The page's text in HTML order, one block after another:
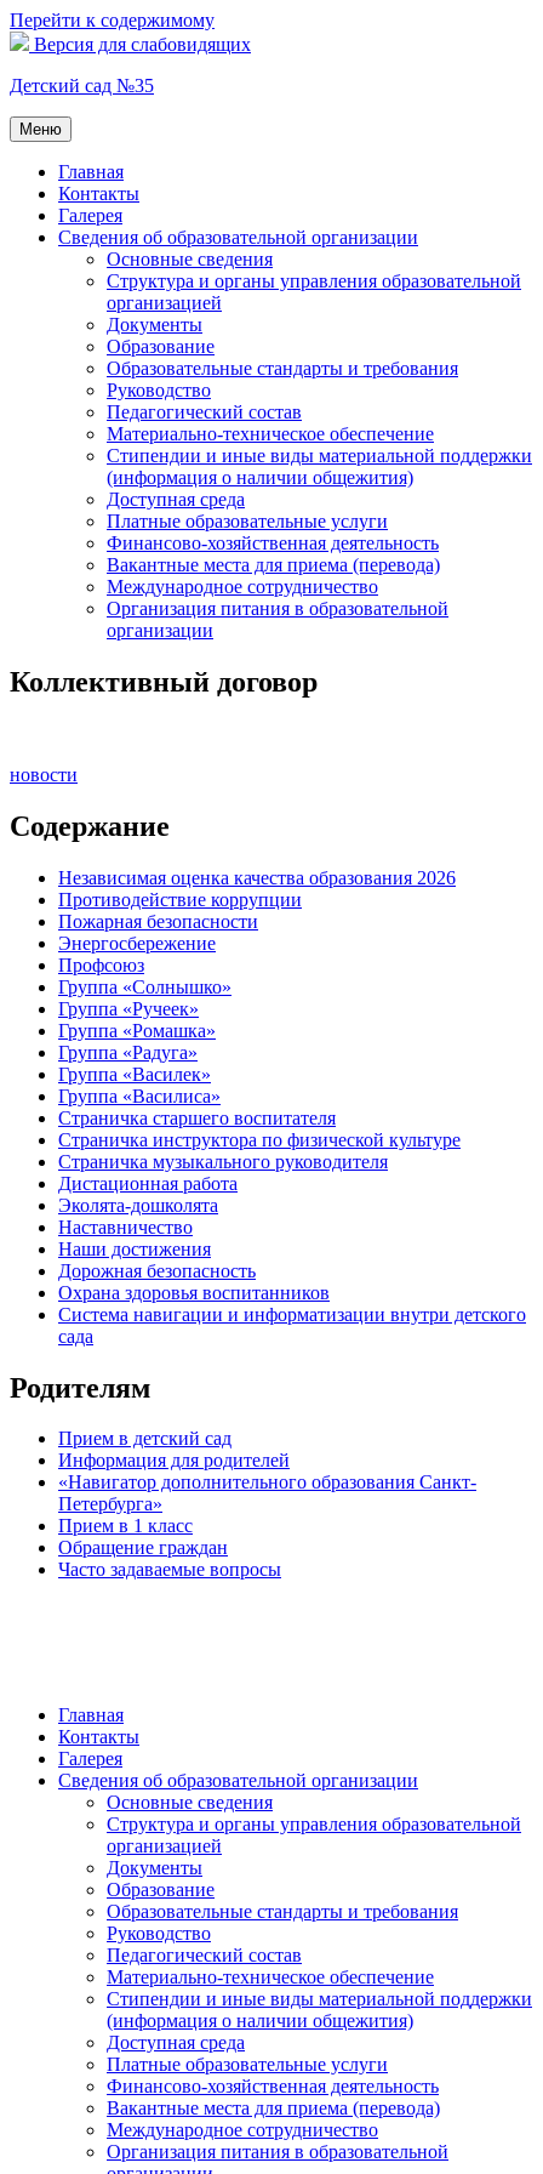
Перейти к содержимому
Версия для слабовидящих
Детский сад №35
Меню
Главная
Контакты
Галерея
Сведения об образовательной организации
Основные сведения
Структура и органы управления образовательной
организацией
Документы
Образование
Образовательные стандарты и требования
Руководство
Педагогический состав
Материально-техническое обеспечение
Стипендии и иные виды материальной поддержки
(информация о наличии общежития)
Доступная среда
Платные образовательные услуги
Финансово-хозяйственная деятельность
Вакантные места для приема (перевода)
Международное сотрудничество
Организация питания в образовательной
организации
Коллективный договор
новости
Содержание
Независимая оценка качества образования 2026
Противодействие коррупции
Пожарная безопасности
Энергосбережение
Профсоюз
Группа «Солнышко»
Группа «Ручеек»
Группа «Ромашка»
Группа «Радуга»
Группа «Василек»
Группа «Василиса»
Страничка старшего воспитателя
Страничка инструктора по физической культуре
Страничка музыкального руководителя
Дистационная работа
Эколята-дошколята
Наставничество
Наши достижения
Дорожная безопасность
Охрана здоровья воспитанников
Система навигации и информатизации внутри детского
сада
Родителям
Прием в детский сад
Информация для родителей
«Навигатор дополнительного образования Санкт-
Петербурга»
Прием в 1 класс
Обращение граждан
Часто задаваемые вопросы
Главная
Контакты
Галерея
Сведения об образовательной организации
Основные сведения
Структура и органы управления образовательной
организацией
Документы
Образование
Образовательные стандарты и требования
Руководство
Педагогический состав
Материально-техническое обеспечение
Стипендии и иные виды материальной поддержки
(информация о наличии общежития)
Доступная среда
Платные образовательные услуги
Финансово-хозяйственная деятельность
Вакантные места для приема (перевода)
Международное сотрудничество
Организация питания в образовательной